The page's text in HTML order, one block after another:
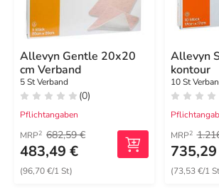
Allevyn Gentle 20x20
cm Verband
5 St Verband
(0)
Pflichtangaben
MRP2 682,59 €
483,49 €
(96,70 €/1 St)
Allevyn
kontour
10 St
MRP2
(73,53 €/1